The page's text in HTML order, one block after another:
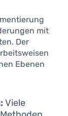
mit
Der
Ebenen
Viele